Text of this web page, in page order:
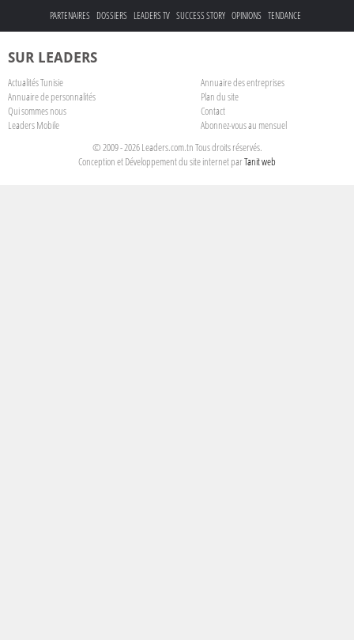
PARTENAIRES DOSSIERS LEADERS TV SUCCESS STORY OPINIONS TENDANCE
SUR LEADERS
Actualités Tunisie
Annuaire des entreprises
Annuaire de personnalités
Plan du site
Qui sommes nous
Contact
Leaders Mobile
Abonnez-vous au mensuel
© 2009 - 2026 Leaders.com.tn Tous droits réservés.
Conception et Développement du site internet parTanit web